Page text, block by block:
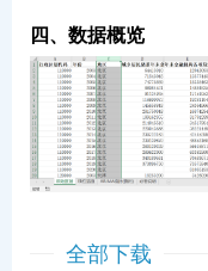
四、数据概览
全部下载